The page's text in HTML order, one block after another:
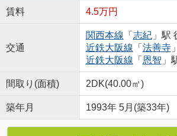
賃料 4.5万円
交通
関西本線 「 志紀」駅
近鉄大阪線 「 法善寺
近鉄大阪線 「 恩智 」
間取り(面積) 2DK(40.00㎡)
築年月 1993年 5月(築33年)